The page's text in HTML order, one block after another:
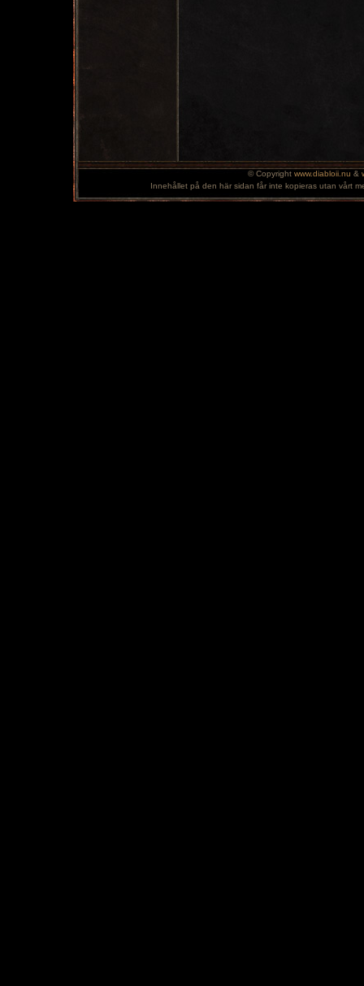
© Copyright www.diabloii.nu &
Innehållet på den här sidan får inte kopieras utan vårt